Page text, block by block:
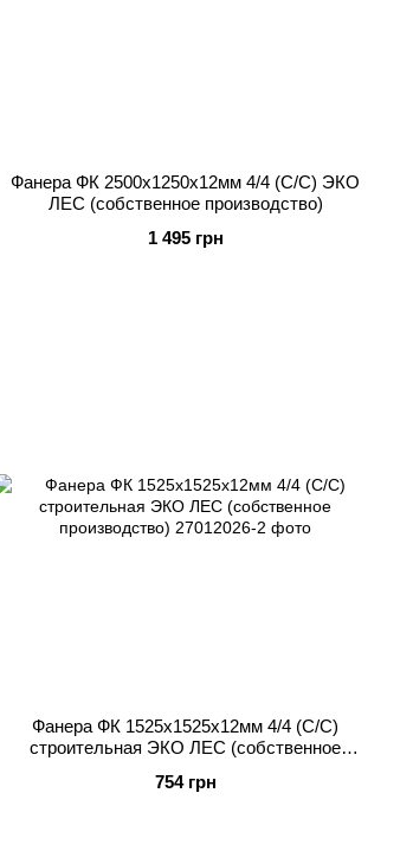
Фанера ФК 2500x1250x12мм 4/4 (C/C) ЭКО
ЛЕС (собственное производство)
1 495 грн
Фанера ФК 1525x1525x12мм 4/4 (C/C)
строительная ЭКО ЛЕС (собственное
754 грн